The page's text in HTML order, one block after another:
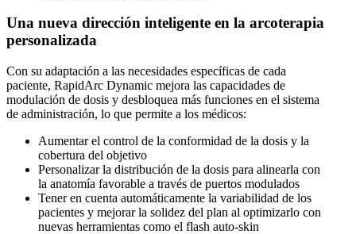
Una nueva dirección inteligente en la arcoterapia
personalizada
Con su adaptación a las necesidades específicas de cada
paciente, RapidArc Dynamic mejora las capacidades de
modulación de dosis y desbloquea más funciones en el sistema
de administración, lo que permite a los médicos:
Aumentar el control de la conformidad de la dosis y la
cobertura del objetivo
Personalizar la distribución de la dosis para alinearla con
la anatomía favorable a través de puertos modulados
Tener en cuenta automáticamente la variabilidad de los
pacientes y mejorar la solidez del plan al optimizarlo con
nuevas herramientas como el flash auto-skin